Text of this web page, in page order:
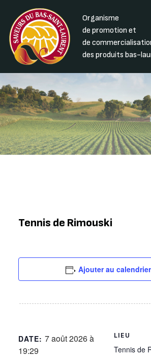
Organisme
de promotion et
de
des produits bas-
Tennis de Rimouski
Ajouter au calendrier
DATE:7 août 2026 à
19:29
LIEU
Tennis de